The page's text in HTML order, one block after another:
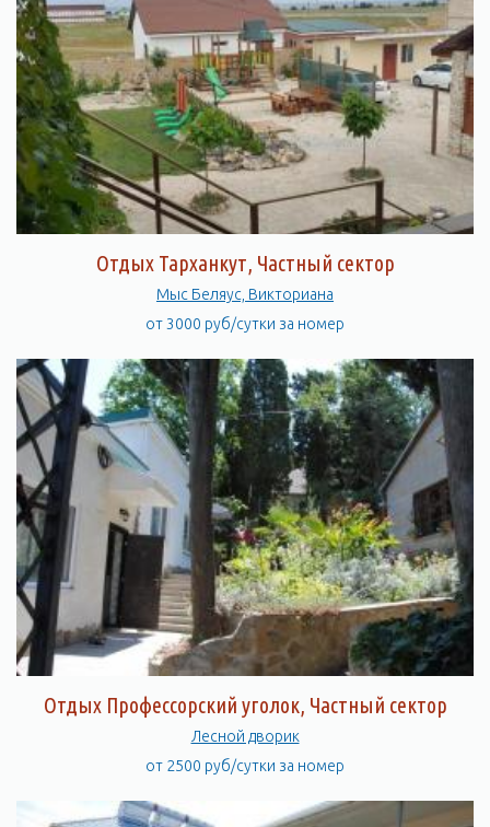
Отдых Тарханкут, Частный сектор
Мыс Беляус, Викториана
от 3000 руб/сутки за номер
Отдых Профессорский уголок, Частный сектор
Лесной дворик
от 2500 руб/сутки за номер